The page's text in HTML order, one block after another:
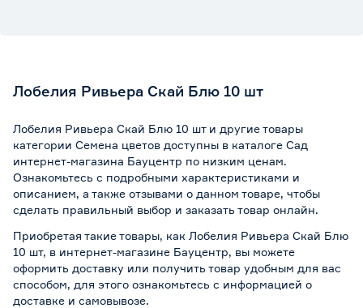
Лобелия Ривьера Скай Блю 10 шт
Лобелия Ривьера Скай Блю 10 шт и другие товары
категории Семена цветов доступны в каталоге Сад
интернет-магазина Бауцентр по низким ценам.
Ознакомьтесь с подробными характеристиками и
описанием, а также отзывами о данном товаре, чтобы
сделать правильный выбор и заказать товар онлайн.
Приобретая такие товары, как Лобелия Ривьера Скай Блю
10 шт, в интернет-магазине Бауцентр, вы можете
оформить доставку или получить товар удобным для вас
способом, для этого ознакомьтесь с информацией о
доставке и самовывозе.